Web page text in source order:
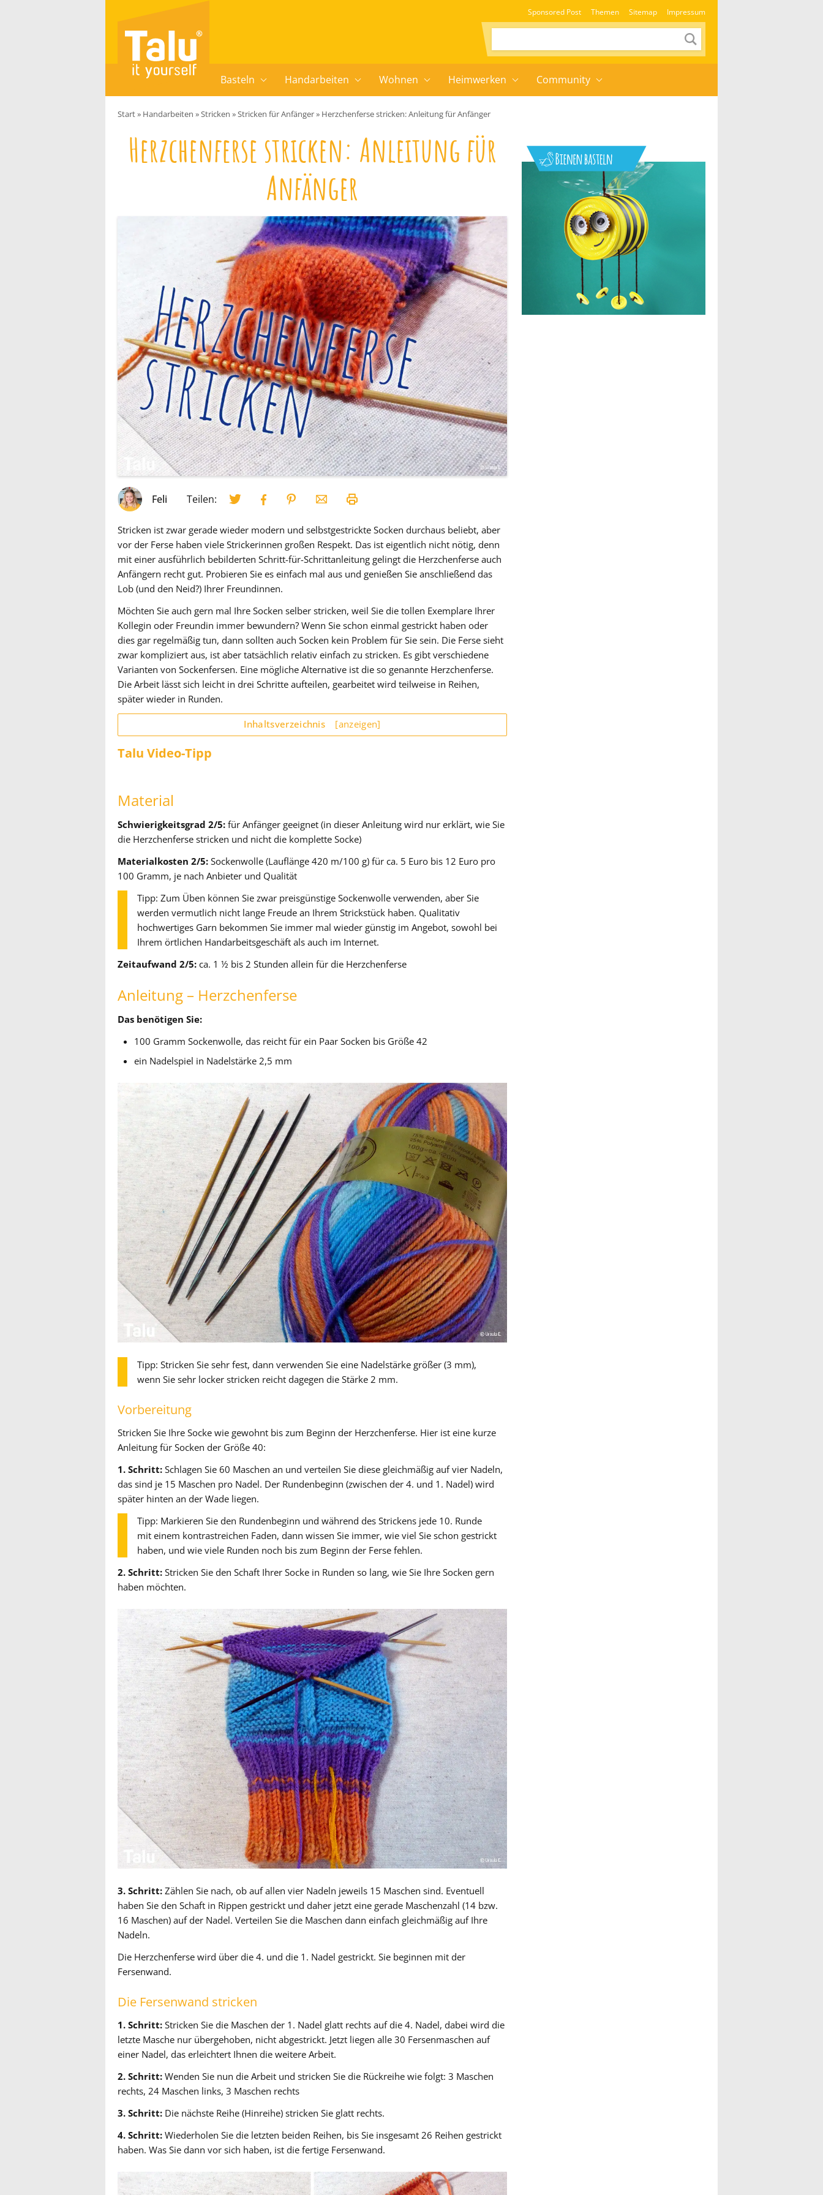
Sponsored Post Themen Sitemap Impressum
Basteln Handarbeiten Wohnen Heimwerken Community
Start» Handarbeiten »Stricken »Stricken für Anfänger» Herzchenferse stricken: Anleitung für Anfänger
Herzchenferse stricken: Anleitung für
Anfänger
Feli Teilen:
Stricken ist zwar gerade wieder modern und selbstgestrickte Socken durchaus beliebt, aber
vor der Ferse haben viele Strickerinnen großen Respekt. Das ist eigentlich nicht nötig, denn
mit einer ausführlich bebilderten Schritt-für-Schrittanleitung gelingt die Herzchenferse auch
Anfängern recht gut. Probieren Sie es einfach mal aus und genießen Sie anschließend das
Lob (und den Neid?) Ihrer Freundinnen.
Möchten Sie auch gern mal Ihre Socken selber stricken, weil Sie die tollen Exemplare Ihrer
Kollegin oder Freundin immer bewundern? Wenn Sie schon einmal gestrickt haben oder
dies gar regelmäßig tun, dann sollten auch Socken kein Problem für Sie sein. Die Ferse sieht
zwar kompliziert aus, ist aber tatsächlich relativ einfach zu stricken. Es gibt verschiedene
Varianten von Sockenfersen. Eine mögliche Alternative ist die so genannte Herzchenferse.
Die Arbeit lässt sich leicht in drei Schritte aufteilen, gearbeitet wird teilweise in Reihen,
später wieder in Runden.
Inhaltsverzeichnis [anzeigen]
Talu Video-Tipp
Material
Schwierigkeitsgrad 2/5: für Anfänger geeignet (in dieser Anleitung wird nur erklärt, wie Sie
die Herzchenferse stricken und nicht die komplette Socke)
Materialkosten 2/5: Sockenwolle (Lauflänge 420 m/100 g) für ca. 5 Euro bis 12 Euro pro
100 Gramm, je nach Anbieter und Qualität
Tipp: Zum Üben können Sie zwar preisgünstige Sockenwolle verwenden, aber Sie
werden vermutlich nicht lange Freude an Ihrem Strickstück haben. Qualitativ
hochwertiges Garn bekommen Sie immer mal wieder günstig im Angebot, sowohl bei
Ihrem örtlichen Handarbeitsgeschäft als auch im Internet.
Zeitaufwand 2/5: ca. 1 ½ bis 2 Stunden allein für die Herzchenferse
Anleitung – Herzchenferse
Das benötigen Sie:
100 Gramm Sockenwolle, das reicht für ein Paar Socken bis Größe 42
ein Nadelspiel in Nadelstärke 2,5 mm
Tipp: Stricken Sie sehr fest, dann verwenden Sie eine Nadelstärke größer (3 mm),
wenn Sie sehr locker stricken reicht dagegen die Stärke 2 mm.
Vorbereitung
Stricken Sie Ihre Socke wie gewohnt bis zum Beginn der Herzchenferse. Hier ist eine kurze
Anleitung für Socken der Größe 40:
1. Schritt: Schlagen Sie 60 Maschen an und verteilen Sie diese gleichmäßig auf vier Nadeln,
das sind je 15 Maschen pro Nadel. Der Rundenbeginn (zwischen der 4. und 1. Nadel) wird
später hinten an der Wade liegen.
Tipp: Markieren Sie den Rundenbeginn und während des Strickens jede 10. Runde
mit einem kontrastreichen Faden, dann wissen Sie immer, wie viel Sie schon gestrickt
haben, und wie viele Runden noch bis zum Beginn der Ferse fehlen.
2. Schritt: Stricken Sie den Schaft Ihrer Socke in Runden so lang, wie Sie Ihre Socken gern
haben möchten.
3. Schritt: Zählen Sie nach, ob auf allen vier Nadeln jeweils 15 Maschen sind. Eventuell
haben Sie den Schaft in Rippen gestrickt und daher jetzt eine gerade Maschenzahl (14 bzw.
16 Maschen) auf der Nadel. Verteilen Sie die Maschen dann einfach gleichmäßig auf Ihre
Nadeln.
Die Herzchenferse wird über die 4. und die 1. Nadel gestrickt. Sie beginnen mit der
Fersenwand.
Die Fersenwand stricken
1. Schritt: Stricken Sie die Maschen der 1. Nadel glatt rechts auf die 4. Nadel, dabei wird die
letzte Masche nur übergehoben, nicht abgestrickt. Jetzt liegen alle 30 Fersenmaschen auf
einer Nadel, das erleichtert Ihnen die weitere Arbeit.
2. Schritt: Wenden Sie nun die Arbeit und stricken Sie die Rückreihe wie folgt: 3 Maschen
rechts, 24 Maschen links, 3 Maschen rechts
3. Schritt: Die nächste Reihe (Hinreihe) stricken Sie glatt rechts.
4. Schritt: Wiederholen Sie die letzten beiden Reihen, bis Sie insgesamt 26 Reihen gestrickt
haben. Was Sie dann vor sich haben, ist die fertige Fersenwand.